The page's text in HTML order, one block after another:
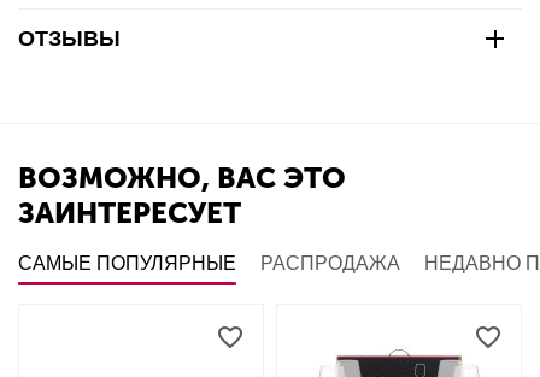
ОТЗЫВЫ
ВОЗМОЖНО, ВАС ЭТО
ЗАИНТЕРЕСУЕТ
САМЫЕ ПОПУЛЯРНЫЕ РАСПРОДАЖА НЕДАВНО